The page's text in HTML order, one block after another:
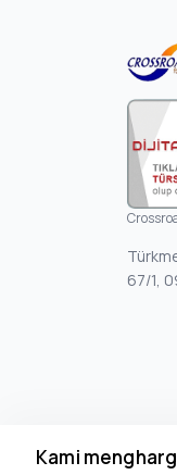
67/1,
Kami